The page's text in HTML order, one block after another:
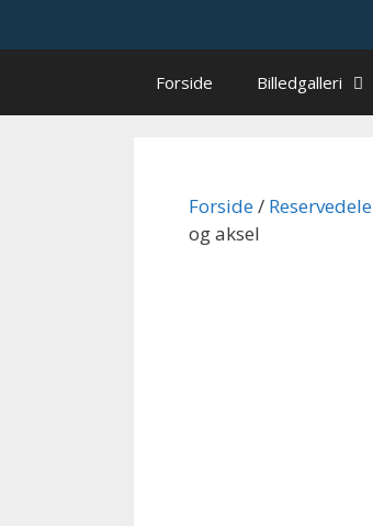
Forside Billedgalleri
Forside/ Reservedele
og aksel